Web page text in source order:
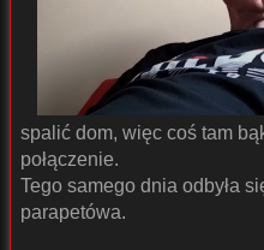
spalić dom, więc coś tam
połączenie.
Tego samego dnia odbyła
parapetówa.